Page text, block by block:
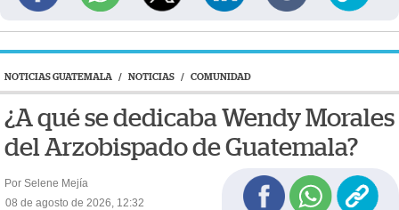
NOTICIAS GUATEMALA / NOTICIAS / COMUNIDAD
¿A qué se dedicaba Wendy Morales
del Arzobispado de Guatemala?
Por Selene Mejía
08 de agosto de 2026, 12:32